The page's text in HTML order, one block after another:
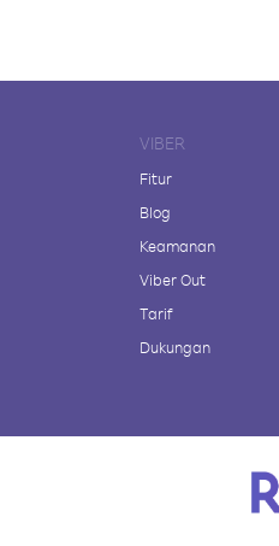
VIBER
Fitur
Blog
Keamanan
Viber Out
Tarif
Dukungan